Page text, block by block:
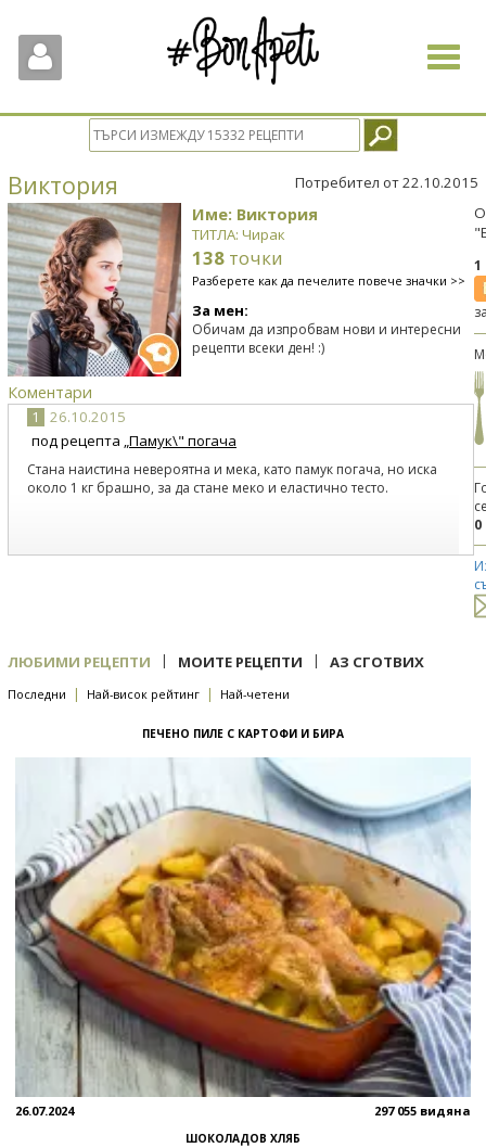
Toggle
Виктория Потребител от 22.10.2015
Име: Виктория
ТИТЛА: Чирак
138 точки
Разберете как да печелите повече значки >>
За мен:
Обичам да изпробвам нови и интересни
рецепти всеки ден! :)
Коментари
1
26.10.2015
под рецепта „Памук\" погача
Стана наистина невероятна и мека, като памук погача, но иска
около 1 кг брашно, за да стане меко и еластично тесто.
1
0
ЛЮБИМИ РЕЦЕПТИ | МОИТЕ РЕЦЕПТИ | АЗ СГОТВИХ
Последни | Най-висок рейтинг | Най-четени
ПЕЧЕНО ПИЛЕ С КАРТОФИ И БИРА
26.07.2024 297 055 видяна
ШОКОЛАДОВ ХЛЯБ